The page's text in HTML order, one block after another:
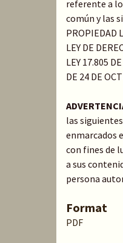
referente a
común y las
PROPIEDAD
LEY DE
LEY 17.805
DE 24 DE
las
enmarcados
con fines de
a sus
persona
Format
PDF